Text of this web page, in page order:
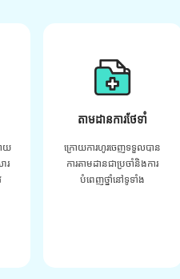
យ
រ
តាមដានការថែទាំ
ក្រោយ​ការ​ហូរ​ចេញ​ទទួល​បាន​
ការ​តាមដាន​ជា​ប្រចាំ​និង​ការ​
បំពេញ​ថ្នាំ​នៅ​ទូទាំង​